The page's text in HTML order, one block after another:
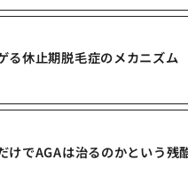
る休止期脱毛症のメカニズム
けでAGAは治るのかという残